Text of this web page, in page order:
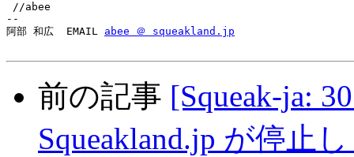
//abee
--
阿部 和広  EMAIL abee ＠ squeakland.jp
前の記事 [Squeak-ja:
Squeakland.jp が停止